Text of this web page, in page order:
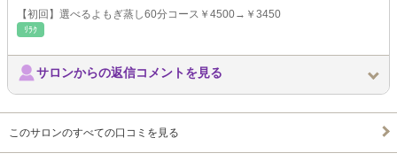
【初回】選べるよもぎ蒸し60分コース￥4500→￥3450
ﾘﾗｸ
サロンからの返信コメントを見る
このサロンのすべての口コミを見る